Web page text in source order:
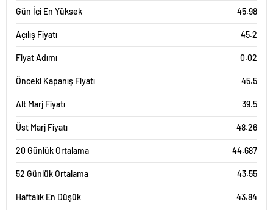
Gün İçi En Yüksek 45.98
Açılış Fiyatı 45.2
Fiyat Adımı 0.02
Önceki Kapanış Fiyatı 45.5
Alt Marj Fiyatı 39.5
Üst Marj Fiyatı 48.26
20 Günlük Ortalama 44.687
52 Günlük Ortalama 43.55
Haftalık En Düşük 43.84